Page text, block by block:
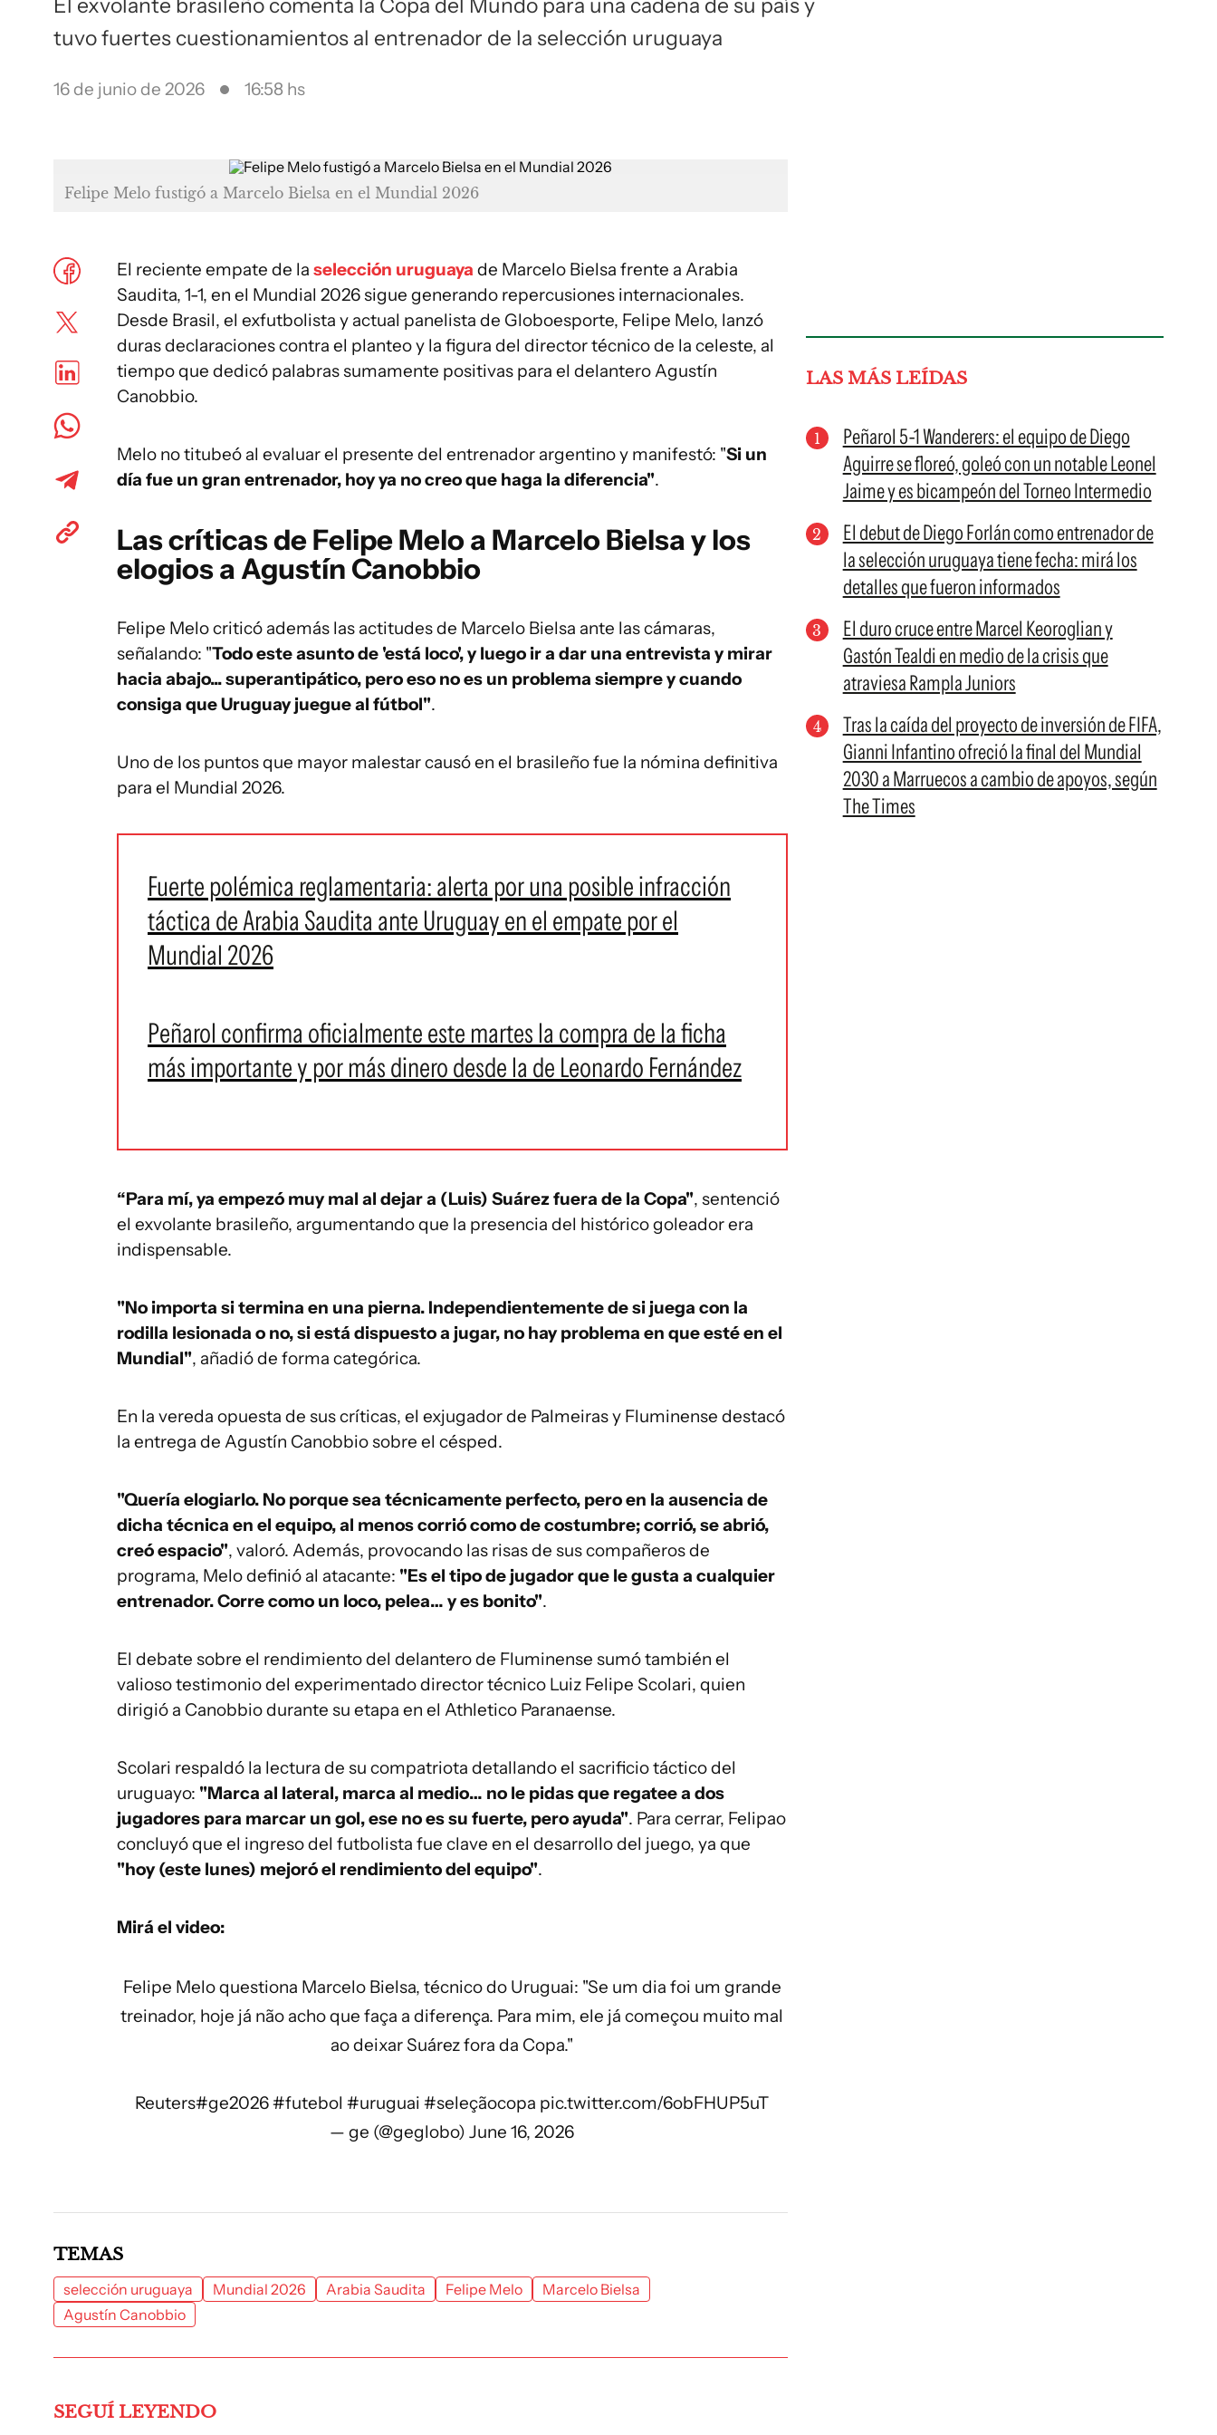
El exvolante brasileño comenta la Copa del Mundo para una cadena de su país y
tuvo fuertes cuestionamientos al entrenador de la selección uruguaya
16 de junio de 2026 16:58 hs
Felipe Melo fustigó a Marcelo Bielsa en el Mundial 2026
El reciente empate de la selección uruguaya de Marcelo Bielsa frente a Arabia
Saudita, 1-1, en el Mundial 2026 sigue generando repercusiones internacionales.
Desde Brasil, el exfutbolista y actual panelista de Globoesporte, Felipe Melo, lanzó
duras declaraciones contra el planteo y la figura del director técnico de la celeste, al
tiempo que dedicó palabras sumamente positivas para el delantero Agustín
Canobbio.
Melo no titubeó al evaluar el presente del entrenador argentino y manifestó: "Si un
día fue un gran entrenador, hoy ya no creo que haga la diferencia".
Las críticas de Felipe Melo a Marcelo Bielsa y los
elogios a Agustín Canobbio
Felipe Melo criticó además las actitudes de Marcelo Bielsa ante las cámaras,
señalando: "Todo este asunto de 'está loco', y luego ir a dar una entrevista y mirar
hacia abajo... superantipático, pero eso no es un problema siempre y cuando
consiga que Uruguay juegue al fútbol".
Uno de los puntos que mayor malestar causó en el brasileño fue la nómina definitiva
para el Mundial 2026.
Fuerte polémica reglamentaria: alerta por una posible infracción
táctica de Arabia Saudita ante Uruguay en el empate por el
Mundial 2026
Peñarol confirma oficialmente este martes la compra de la ficha
más importante y por más dinero desde la de Leonardo Fernández
“Para mí, ya empezó muy mal al dejar a (Luis) Suárez fuera de la Copa", sentenció
el exvolante brasileño, argumentando que la presencia del histórico goleador era
indispensable.
"No importa si termina en una pierna. Independientemente de si juega con la
rodilla lesionada o no, si está dispuesto a jugar, no hay problema en que esté en el
Mundial", añadió de forma categórica.
En la vereda opuesta de sus críticas, el exjugador de Palmeiras y Fluminense destacó
la entrega de Agustín Canobbio sobre el césped.
"Quería elogiarlo. No porque sea técnicamente perfecto, pero en la ausencia de
dicha técnica en el equipo, al menos corrió como de costumbre; corrió, se abrió,
creó espacio", valoró. Además, provocando las risas de sus compañeros de
programa, Melo definió al atacante: "Es el tipo de jugador que le gusta a cualquier
entrenador. Corre como un loco, pelea… y es bonito".
El debate sobre el rendimiento del delantero de Fluminense sumó también el
valioso testimonio del experimentado director técnico Luiz Felipe Scolari, quien
dirigió a Canobbio durante su etapa en el Athletico Paranaense.
Scolari respaldó la lectura de su compatriota detallando el sacrificio táctico del
uruguayo: "Marca al lateral, marca al medio… no le pidas que regatee a dos
jugadores para marcar un gol, ese no es su fuerte, pero ayuda". Para cerrar, Felipao
concluyó que el ingreso del futbolista fue clave en el desarrollo del juego, ya que
"hoy (este lunes) mejoró el rendimiento del equipo".
Mirá el video:
Felipe Melo questiona Marcelo Bielsa, técnico do Uruguai: "Se um dia foi um grande
treinador, hoje já não acho que faça a diferença. Para mim, ele já começou muito mal
ao deixar Suárez fora da Copa."
Reuters#ge2026#futebol #uruguai #seleçãocopa pic.twitter.com/6obFHUP5uT
— ge (@geglobo)June 16, 2026
LAS MÁS LEÍDAS
Peñarol 5-1 Wanderers: el equipo de Diego
Aguirre se floreó, goleó con un notable Leonel
Jaime y es bicampeón del Torneo Intermedio
El debut de Diego Forlán como entrenador de
la selección uruguaya tiene fecha: mirá los
detalles que fueron informados
El duro cruce entre Marcel Keoroglian y
Gastón Tealdi en medio de la crisis que
atraviesa Rampla Juniors
Tras la caída del proyecto de inversión de FIFA,
Gianni Infantino ofreció la final del Mundial
2030 a Marruecos a cambio de apoyos, según
The Times
TEMAS
selección uruguaya Mundial 2026 Arabia Saudita Felipe Melo
Marcelo Bielsa
Agustín Canobbio
SEGUÍ LEYENDO